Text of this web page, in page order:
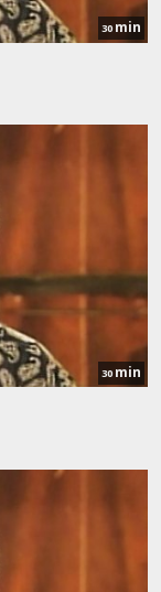
30 min
30 min